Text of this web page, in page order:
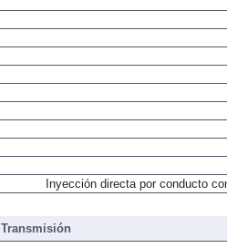
Inyección directa por conducto
Transmisión